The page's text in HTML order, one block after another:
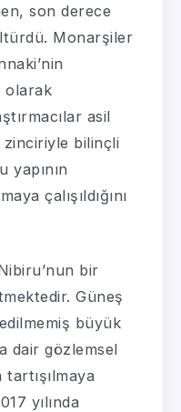
son derece
Monarşiler
olarak
asil
zinciriyle bilinçli
yapının
çalışıldığını
bir
Güneş
büyük
dair gözlemsel
yılında